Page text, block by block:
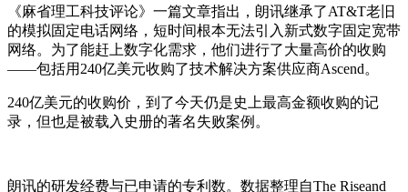
《麻省理工科技评论》一篇文章指出，朗讯继承了AT&T老旧
的模拟固定电话网络，短时间根本无法引入新式数字固定宽带
网络。为了能赶上数字化需求，他们进行了大量高价的收购
——包括用240亿美元收购了技术解决方案供应商Ascend。
240亿美元的收购价，到了今天仍是史上最高金额收购的记
录，但也是被载入史册的著名失败案例。
朗讯的研发经费与已申请的专利数。数据整理自The Riseand